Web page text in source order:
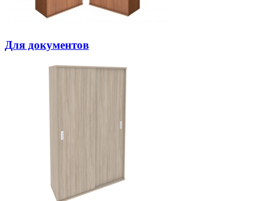
Для документов